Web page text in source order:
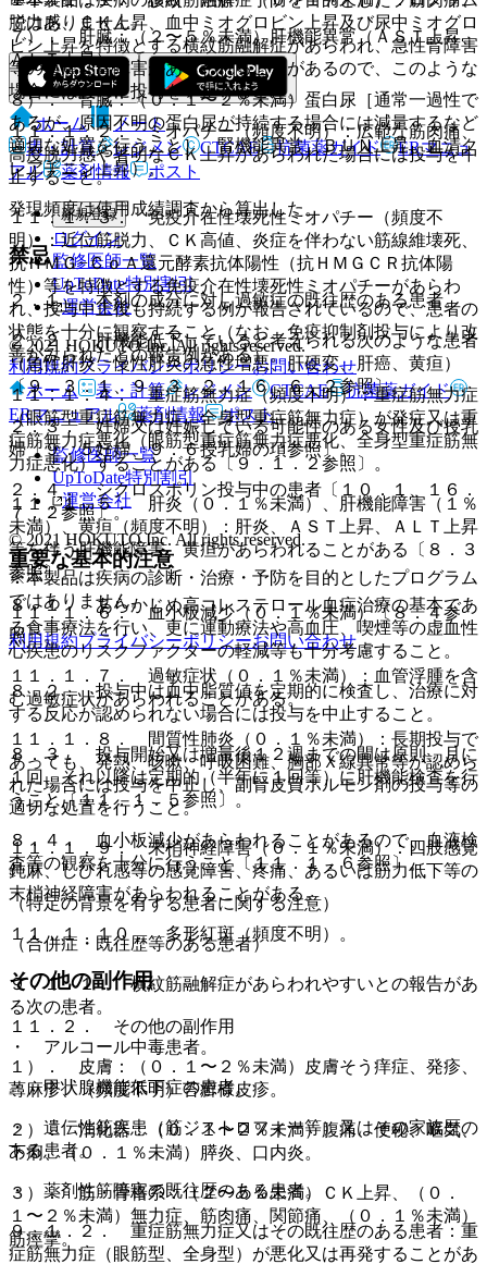
７）． 肝臓：（２〜５％未満）肝機能異常（ＡＳＴ上昇、
ＡＬＴ上昇）。
８）． 腎臓：（０．１〜２％未満）蛋白尿［通常一過性で
あるが、原因不明の蛋白尿が持続する場合には減量するなど
適切な処置を行うこと］、腎機能異常（ＢＵＮ上昇、血清ク
レアチニン上昇）。
発現頻度は使用成績調査から算出した。
禁忌
２．１． 本剤の成分に対し過敏症の既往歴のある患者。
２．２． 肝機能低下していると考えられる次のような患者
（急性肝炎、慢性肝炎の急性増悪、肝硬変、肝癌、黄疸）
〔９．３．１、９．３．２、１６．６．２参照〕。
２．３． 妊婦又は妊娠している可能性のある女性及び授乳
婦〔９．５妊婦、９．６授乳婦の項参照〕。
２．４． シクロスポリン投与中の患者〔１０．１、１６．
７．２参照〕。
重要な基本的注意
８．１． あらかじめ高コレステロール血症治療の基本であ
る食事療法を行い、更に運動療法や高血圧、喫煙等の虚血性
心疾患のリスクファクターの軽減等も十分考慮すること。
８．２． 投与中は血中脂質値を定期的に検査し、治療に対
する反応が認められない場合には投与を中止すること。
８．３． 投与開始又は増量後１２週までの間は原則、月に
１回、それ以降は定期的（半年に１回等）に肝機能検査を行
うこと〔１１．１．５参照〕。
８．４． 血小板減少があらわれることがあるので、血液検
査等の観察を十分に行うこと〔１１．１．６参照〕。
（特定の背景を有する患者に関する注意）
（合併症・既往歴等のある患者）
９．１．１． 横紋筋融解症があらわれやすいとの報告があ
る次の患者。
・ アルコール中毒患者。
・ 甲状腺機能低下症の患者。
・ 遺伝性筋疾患（筋ジストロフィー等）又はその家族歴の
ある患者。
・ 薬剤性筋障害の既往歴のある患者。
９．１．２． 重症筋無力症又はその既往歴のある患者：重
症筋無力症（眼筋型、全身型）が悪化又は再発することがあ
脱力感、ＣＫ上昇、血中ミオグロビン上昇及び尿中ミオグロ
ビン上昇を特徴とする横紋筋融解症があらわれ、急性腎障害
等の重篤な腎障害があらわれることがあるので、このような
場合には直ちに投与を中止すること。
１１．１．２． ミオパチー（頻度不明）：広範な筋肉痛、
高度脱力感や著明なＣＫ上昇があらわれた場合には投与を中
止すること。
１１．１．３． 免疫介在性壊死性ミオパチー（頻度不
明）：近位筋脱力、ＣＫ高値、炎症を伴わない筋線維壊死、
抗ＨＭＧ−ＣｏＡ還元酵素抗体陽性（抗ＨＭＧＣＲ抗体陽
性）等を特徴とする免疫介在性壊死性ミオパチーがあらわ
れ、投与中止後も持続する例が報告されているので、患者の
状態を十分に観察すること（なお、免疫抑制剤投与により改
善がみられたとの報告例がある）。
１１．１．４． 重症筋無力症（頻度不明）：重症筋無力症
（眼筋型重症筋無力症、全身型重症筋無力症）が発症又は重
症筋無力症悪化（眼筋型重症筋無力症悪化、全身型重症筋無
力症悪化）することがある〔９．１．２参照〕。
１１．１．５． 肝炎（０．１％未満）、肝機能障害（１％
未満）、黄疸（頻度不明）：肝炎、ＡＳＴ上昇、ＡＬＴ上昇
等を伴う肝機能障害、黄疸があらわれることがある〔８．３
参照〕。
１１．１．６． 血小板減少（０．１％未満）〔８．４参
照〕。
１１．１．７． 過敏症状（０．１％未満）：血管浮腫を含
む過敏症状があらわれることがある。
１１．１．８． 間質性肺炎（０．１％未満）：長期投与で
あっても、発熱、咳嗽、呼吸困難、胸部Ｘ線異常等が認めら
れた場合には投与を中止し、副腎皮質ホルモン剤の投与等の
適切な処置を行うこと。
１１．１．９． 末梢神経障害（０．１％未満）：四肢感覚
鈍麻、しびれ感等の感覚障害、疼痛、あるいは筋力低下等の
末梢神経障害があらわれることがある。
１１．１．１０． 多形紅斑（頻度不明）。
その他の副作用
１１．２． その他の副作用
１）． 皮膚：（０．１〜２％未満）皮膚そう痒症、発疹、
蕁麻疹、（頻度不明）苔癬様皮疹。
２）． 消化器：（０．１〜２％未満）腹痛、便秘、嘔気、
下痢、（０．１％未満）膵炎、口内炎。
３）． 筋・骨格系：（２〜５％未満）ＣＫ上昇、（０．
１〜２％未満）無力症、筋肉痛、関節痛、（０．１％未満）
筋痙攣。
ではありません。
ホーム
ノート
表・計算
レジメン CTCAE 抗菌薬ガイド
ERマニュ
アル
薬剤情報 ポスト
新規登録
ログイン
監修医師一覧
UpToDate特別割引
運営会社
© 2021 HOKUTO Inc. All rights reserved.
利用規約プライバシーポリシーお問い合わせ
ホーム
表・計算 レジメン CTCAE
抗菌薬ガイド
ERマニュアル
薬剤情報 ポスト
監修医師一覧
UpToDate特別割引
運営会社
© 2021 HOKUTO Inc. All rights reserved.
※本製品は疾病の診断・治療・予防を目的としたプログラム
ではありません。
利用規約プライバシーポリシーお問い合わせ